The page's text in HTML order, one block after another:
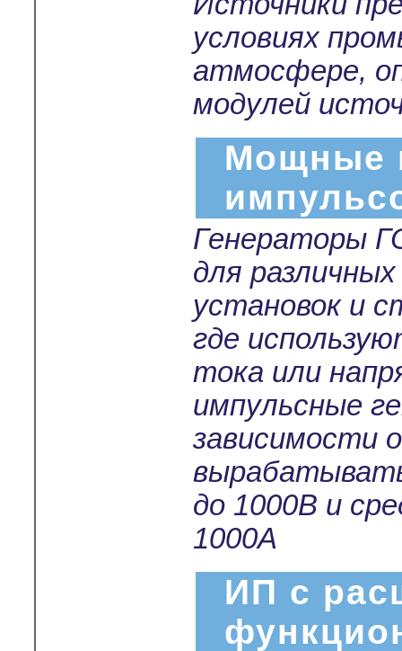
условиях
атмосфере,
модулей
Мощные
Генераторы
для
установок и
где
тока или
импульсные
зависимости
до 1000В и
1000А
ИП с